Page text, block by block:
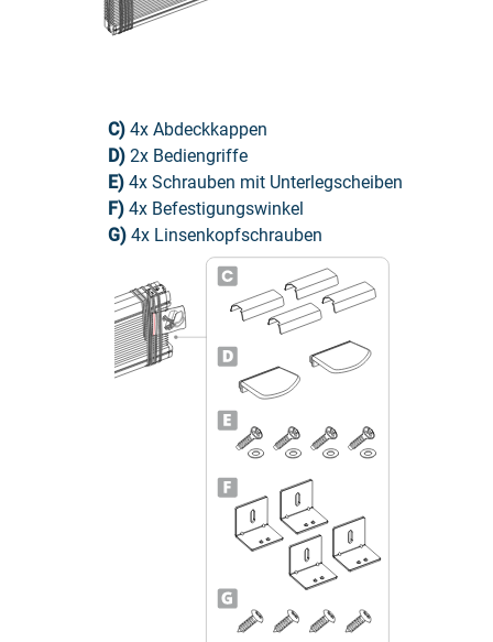
Sicherheit und Datenschutz
C) 4x Abdeckkappen
D) 2x Bediengriffe
E) 4x Schrauben mit Unterlegscheiben
F) 4x Befestigungswinkel
G) 4x Linsenkopfschrauben